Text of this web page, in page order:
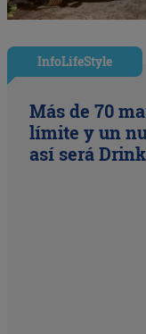
InfoLifeStyle
Más de 70
límite y un
así será